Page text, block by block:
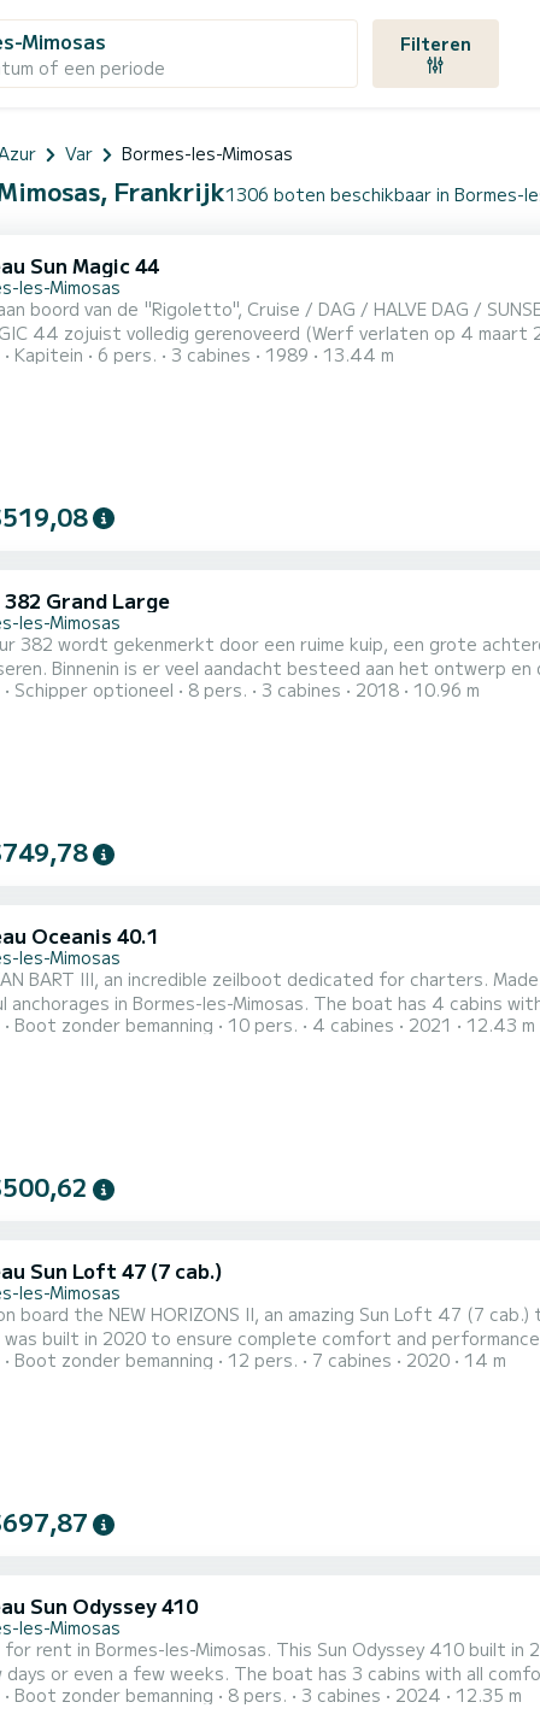
Mimosas
of een periode
Filteren
Var Bormes-les-Mimosas
Frankrijk1306 boten beschikbaar in Bormes-
Sun Magic 44
les-Mimosas
Cruise / DAG / HALVE DAG / SUNSET Het schip: Beroemd om zijn betrouwbaarheid, is deze
44 zojuist volledig gerenoveerd (Werf verlaten op 4
en veilig varen: (Hoogwaardige uitrusting) State-of-the-art
Kapitein 6 pers. 3 cabines 1989 13.44 m
Grand Large
les-Mimosas
382 wordt gekenmerkt door een ruime kuip, een grote
Binnenin is er veel aandacht besteed aan het ontwerp
tijdens de ontwikkelingsfase zijn ondervraagd. Het
Schipper optioneel 8 pers. 3 cabines 2018 10.96 m
Oceanis 40.1
les-Mimosas
BART III, an incredible zeilboot dedicated for charters.
les-Mimosas. The boat has 4 cabins with all comfort and a capacity of 10 people. With an overall
12 meters, it will be your best ally to spend an exceptional
Boot zonder bemanning 10 pers. 4 cabines 2021 12.43 m
Sun Loft 47 (7 cab.)
les-Mimosas
board the NEW HORIZONS II, an amazing Sun Loft 47 (7
in 2020 to ensure complete comfort and performance at sea. The boat has 7 cabins with all
of 12 people. With an overall length of 14 meters, it will be
Boot zonder bemanning 12 pers. 7 cabines 2020 14 m
Sun Odyssey 410
les-Mimosas
rent in Bormes-les-Mimosas. This Sun Odyssey 410 built
The boat has 3 cabins with all comfort and a capacity of 8 people. With an overall length of 12
will be your best ally to spend an exceptional vacation on the
Boot zonder bemanning 8 pers. 3 cabines 2024 12.35 m